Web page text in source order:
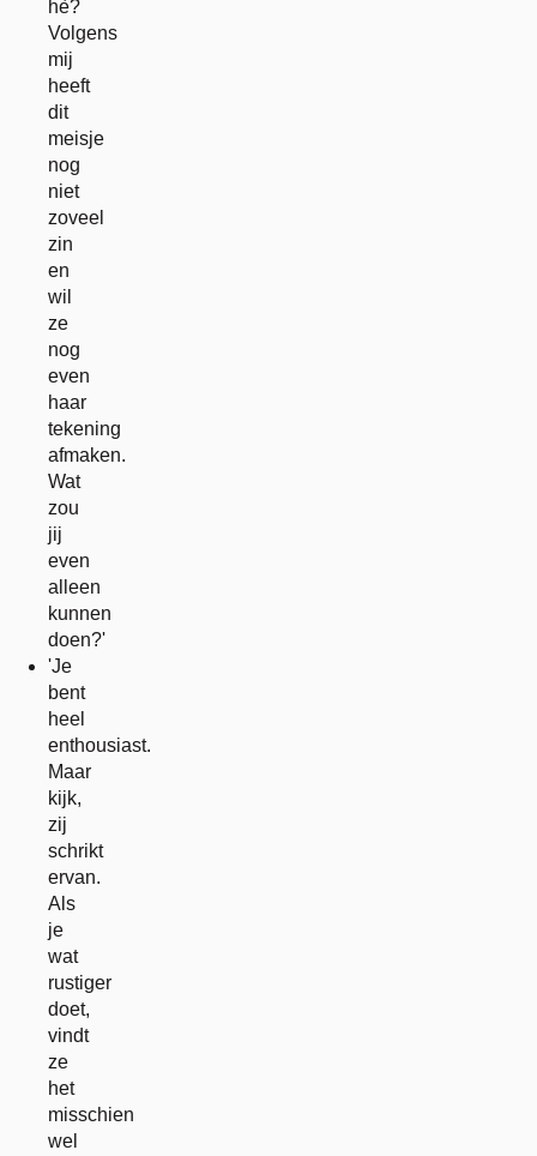
hè?
Volgens
mij
heeft
dit
meisje
nog
niet
zoveel
zin
en
wil
ze
nog
even
haar
tekening
afmaken.
Wat
zou
jij
even
alleen
kunnen
doen?'
'Je
bent
heel
enthousiast.
Maar
kijk,
zij
schrikt
ervan.
Als
je
wat
rustiger
doet,
vindt
ze
het
misschien
wel